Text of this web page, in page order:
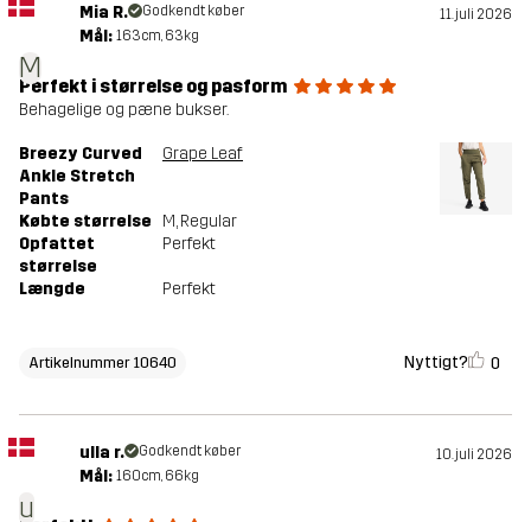
M
Mia R. Godkendt køber 11. juli 2026
Mål: 163cm, 63kg
Perfekt i størrelse og pasform
Behagelige og pæne bukser.
Breezy Curved
Ankle Stretch
Pants
Grape Leaf
Købte størrelse M, Regular
Opfattet
størrelse
Perfekt
Længde Perfekt
Artikelnummer 10640 Nyttigt? 0
u
ulla r. Godkendt køber 10. juli 2026
Mål: 160cm, 66kg